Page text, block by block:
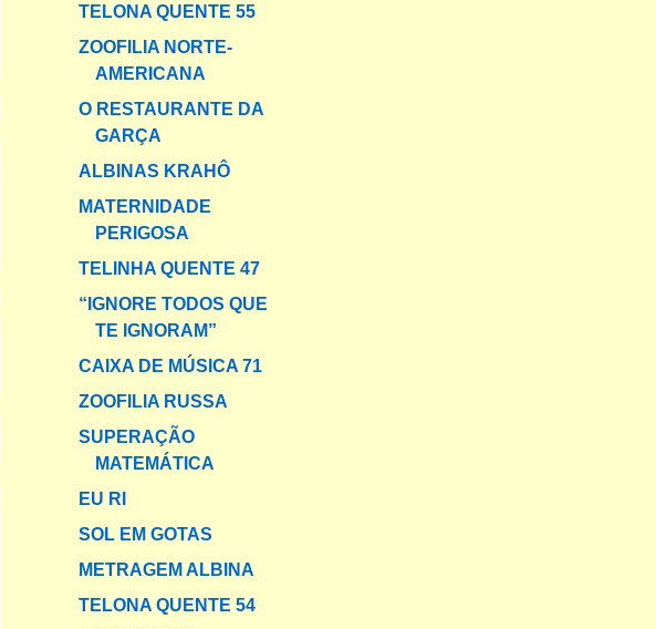
TELONA QUENTE 55
ZOOFILIA NORTE-
AMERICANA
O RESTAURANTE DA
GARÇA
ALBINAS KRAHÔ
MATERNIDADE
PERIGOSA
TELINHA QUENTE 47
“IGNORE TODOS QUE
TE IGNORAM”
CAIXA DE MÚSICA 71
ZOOFILIA RUSSA
SUPERAÇÃO
MATEMÁTICA
EU RI
SOL EM GOTAS
METRAGEM ALBINA
TELONA QUENTE 54